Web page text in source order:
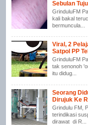
Sebulan
GrinduluFM
kali bakal
bermuncula...
Viral, 2
Satpol PP
GrinduluFM
tak senonoh
itu didug...
Seorang
Dirujuk Ke
Grindulu FM,
terindikasi
dirawat di R...